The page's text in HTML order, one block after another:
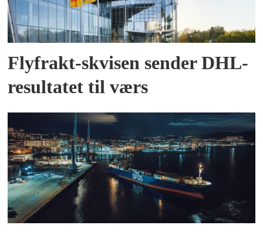
Flyfrakt-skvisen sender DHL-
resultatet til værs